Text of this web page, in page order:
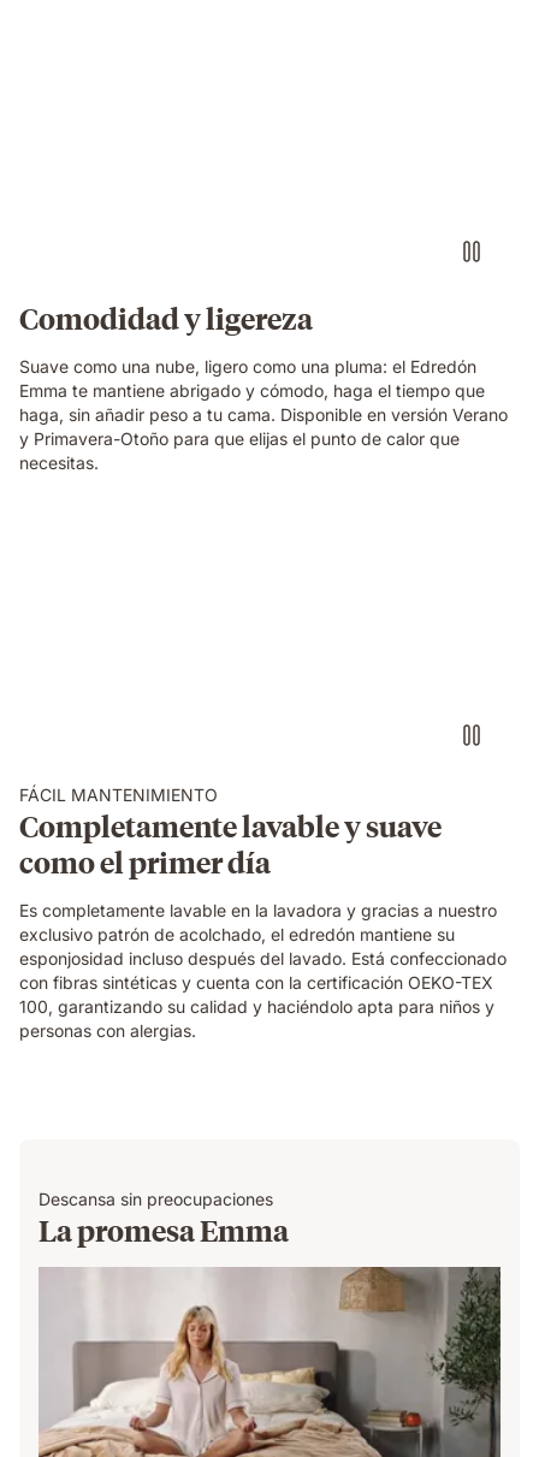
Comodidad y ligereza
Suave como una nube, ligero como una pluma: el Edredón
Emma te mantiene abrigado y cómodo, haga el tiempo que
haga, sin añadir peso a tu cama. Disponible en versión Verano
y Primavera-Otoño para que elijas el punto de calor que
necesitas.
FÁCIL MANTENIMIENTO
Completamente lavable y suave
como el primer día
Es completamente lavable en la lavadora y gracias a nuestro
exclusivo patrón de acolchado, el edredón mantiene su
esponjosidad incluso después del lavado. Está confeccionado
con fibras sintéticas y cuenta con la certificación OEKO-TEX
100, garantizando su calidad y haciéndolo apta para niños y
personas con alergias.
Descansa sin preocupaciones
La promesa Emma